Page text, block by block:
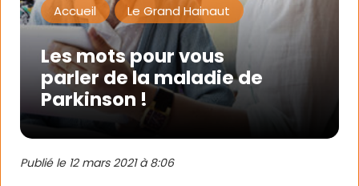
Accueil Le Grand Hainaut
Les mots pour vous
parler de la maladie de
Parkinson !
Publié le 12 mars 2021 à 8:06